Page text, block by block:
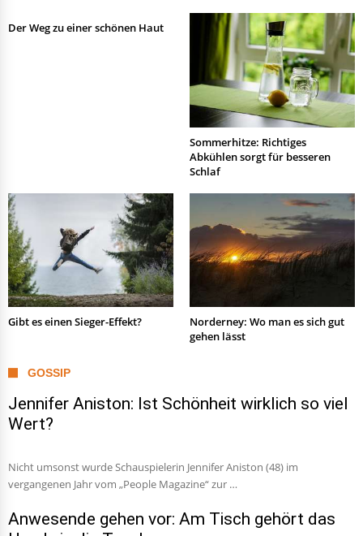
Der Weg zu einer schönen Haut
Sommerhitze: Richtiges
Abkühlen sorgt für besseren
Schlaf
Gibt es einen Sieger-Effekt?
Norderney: Wo man es sich gut
gehen lässt
GOSSIP
Jennifer Aniston: Ist Schönheit wirklich so viel
Wert?
Nicht umsonst wurde Schauspielerin Jennifer Aniston (48) im
vergangenen Jahr vom „People Magazine“ zur …
Anwesende gehen vor: Am Tisch gehört das